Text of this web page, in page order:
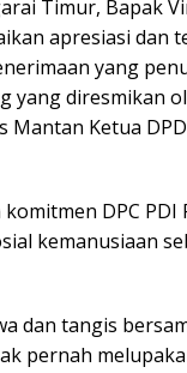
Timur, Bapak
apresiasi dan
yang
yang diresmikan
Ketua
DPC
kemanusiaan
dan tangis
pernah